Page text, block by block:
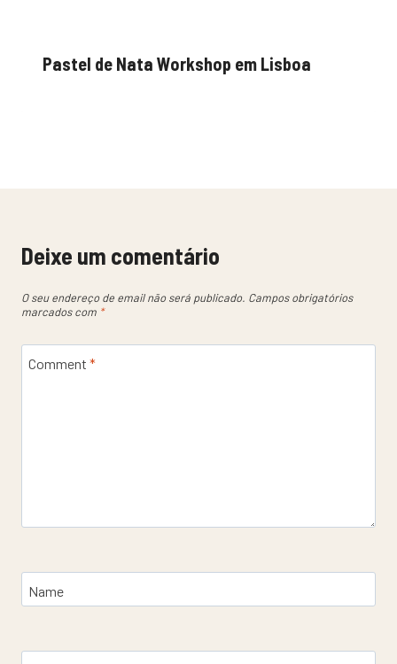
Pastel de Nata Workshop em Lisboa
Deixe um comentário
O seu endereço de email não será publicado. Campos obrigatórios
marcados com *
Comment *
Name